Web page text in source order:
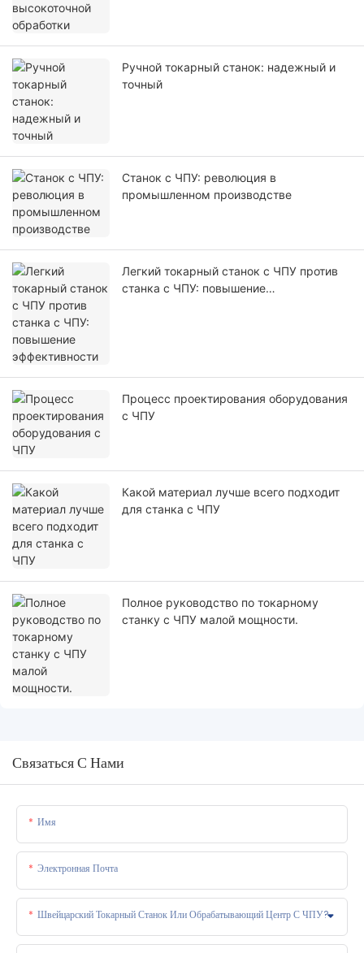
Ручной токарный станок: надежный и
точный
Станок с ЧПУ: революция в
промышленном производстве
Легкий токарный станок с ЧПУ против
станка с ЧПУ: повышение
Процесс проектирования оборудования
с ЧПУ
Какой материал лучше всего подходит
для станка с ЧПУ
Полное руководство по токарному
станку с ЧПУ малой мощности.
Связаться С Нами
Имя
Электронная Почта
Швейцарский Токарный Станок Или Обрабатывающий Центр С ЧПУ?